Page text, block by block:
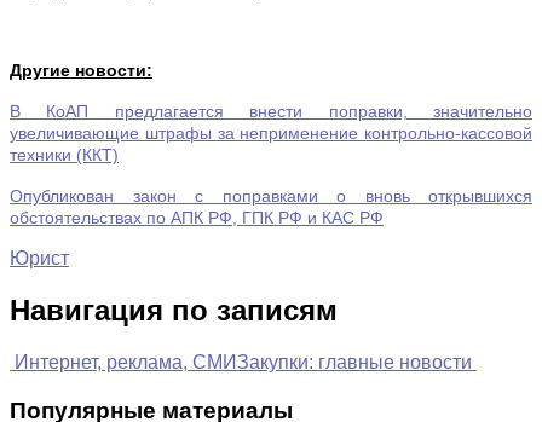
Другие новости:
В КоАП предлагается внести поправки, значительно
увеличивающие штрафы за неприменение контрольно-кассовой
техники (ККТ)
Опубликован закон с поправками о вновь открывшихся
обстоятельствах по АПК РФ, ГПК РФ и КАС РФ
Юрист
Навигация по записям
Интернет, реклама, СМИ Закупки: главные новости
Популярные материалы